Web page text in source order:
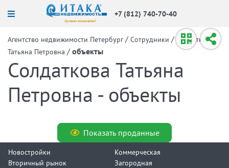
+7 (812) 740-70-40
Агентство недвижимости Петербург / Сотрудники / Солдаткова
Татьяна Петровна / объекты
Солдаткова Татьяна
Петровна - объекты
Показать проданные
Новостройки
Вторичный рынок
Коммерческая
Загородная